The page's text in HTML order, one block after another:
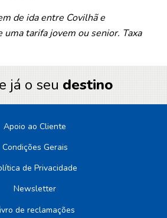
de ida entre Covilhã e
uma tarifa jovem ou senior. Taxa
já o seu destino
Apoio ao Cliente
Condições Gerais
de Privacidade
Newsletter
de reclamações